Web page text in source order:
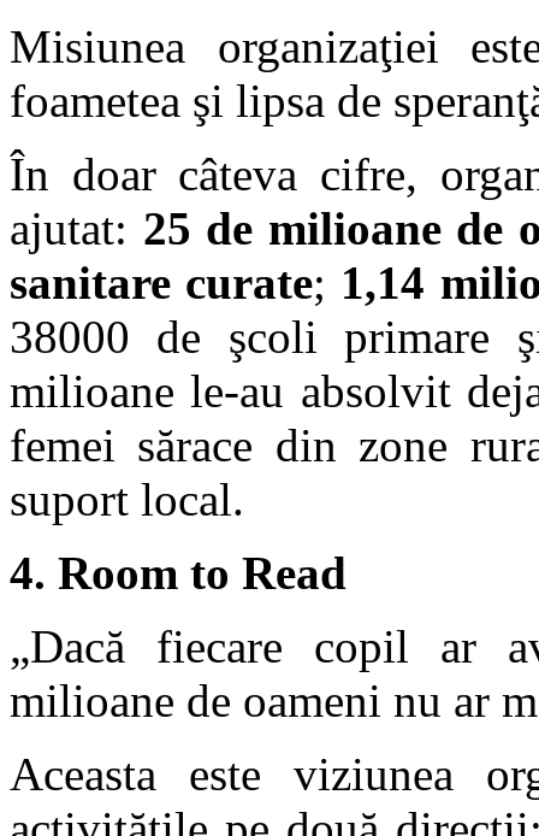
Misiunea organizaţiei
foametea şi lipsa de
În doar câteva cifre,
ajutat: 25 de milioane de
sanitare curate; 1,14
38000 de şcoli primare
milioane le-au absolvit
femei sărace din zone
suport local.
4. Room to Read
„Dacă fiecare copil ar
milioane de oameni nu ar
Aceasta este viziunea